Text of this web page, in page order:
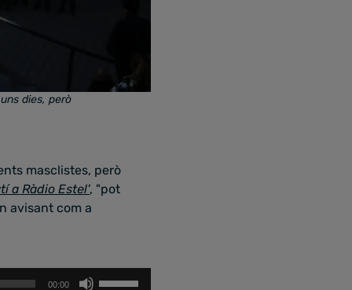
dies, però
masclistes, però
a Ràdio Estel', "pot
avisant com a
00:00